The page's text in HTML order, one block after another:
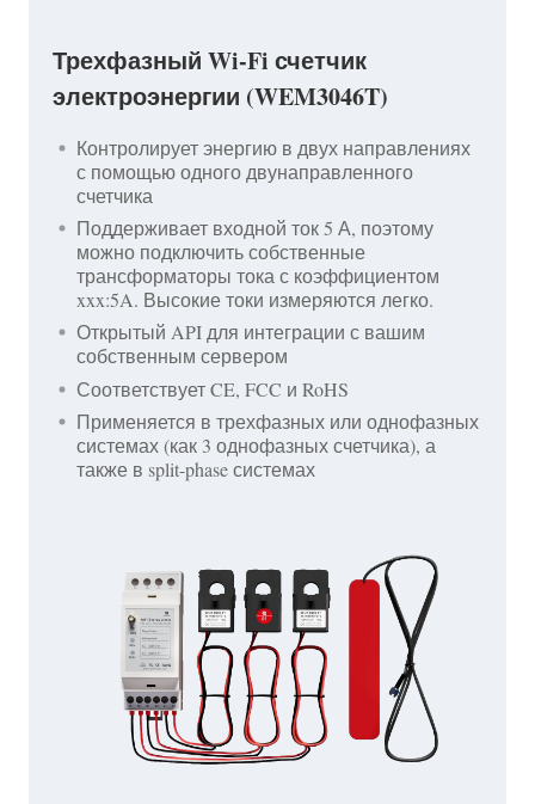
Трехфазный Wi-Fi счетчик
электроэнергии (WEM3046T)
Контролирует энергию в двух направлениях
с помощью одного двунаправленного
счетчика
Поддерживает входной ток 5 А, поэтому
можно подключить собственные
трансформаторы тока с коэффициентом
xxx:5A. Высокие токи измеряются легко.
Открытый API для интеграции с вашим
собственным сервером
Соответствует CE, FCC и RoHS
Применяется в трехфазных или однофазных
системах (как 3 однофазных счетчика), а
также в split-phase системах